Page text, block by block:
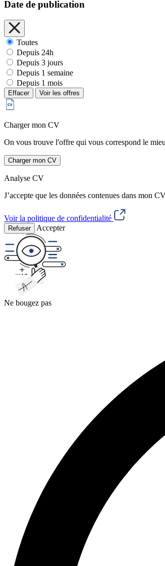
Date de publication
Toutes
Depuis 24h
Depuis 3 jours
Depuis 1 semaine
Depuis 1 mois
Effacer Voir les offres
Charger mon CV
On vous trouve l'offre qui vous correspond le
Charger mon CV
Analyse CV
J’accepte que les données contenues dans mon
Voir la politique de confidentialité
Refuser Accepter
Ne bougez pas